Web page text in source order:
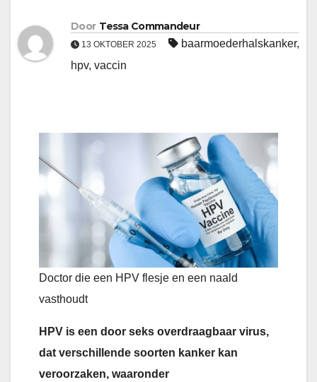
Door Tessa Commandeur
13 OKTOBER 2025 baarmoederhalskanker,
hpv, vaccin
Doctor die een HPV flesje en een naald
vasthoudt
HPV is een door seks overdraagbaar virus,
dat verschillende soorten kanker kan
veroorzaken, waaronder